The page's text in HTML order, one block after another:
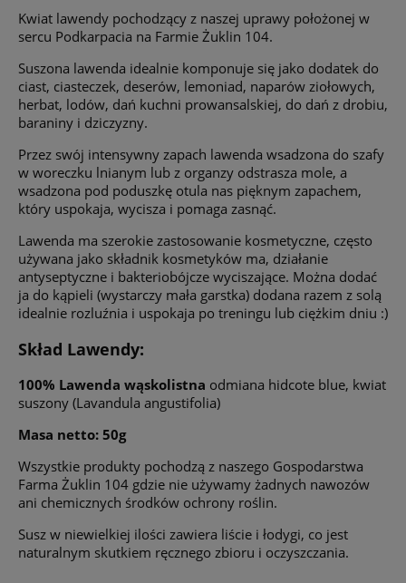
Kwiat lawendy pochodzący z naszej uprawy położonej w
sercu Podkarpacia na Farmie Żuklin 104.
Suszona lawenda idealnie komponuje się jako dodatek do
ciast, ciasteczek, deserów, lemoniad, naparów ziołowych,
herbat, lodów, dań kuchni prowansalskiej, do dań z drobiu,
baraniny i dziczyzny.
Przez swój intensywny zapach lawenda wsadzona do szafy
w woreczku lnianym lub z organzy odstrasza mole, a
wsadzona pod poduszkę otula nas pięknym zapachem,
który uspokaja, wycisza i pomaga zasnąć.
Lawenda ma szerokie zastosowanie kosmetyczne, często
używana jako składnik kosmetyków ma, działanie
antyseptyczne i bakteriobójcze wyciszające. Można dodać
ja do kąpieli (wystarczy mała garstka) dodana razem z solą
idealnie rozluźnia i uspokaja po treningu lub ciężkim dniu :)
Skład Lawendy:
100% Lawenda wąskolistna odmiana hidcote blue, kwiat
suszony (Lavandula angustifolia)
Masa netto: 50g
Wszystkie produkty pochodzą z naszego Gospodarstwa
Farma Żuklin 104 gdzie nie używamy żadnych nawozów
ani chemicznych środków ochrony roślin.
Susz w niewielkiej ilości zawiera liście i łodygi, co jest
naturalnym skutkiem ręcznego zbioru i oczyszczania.